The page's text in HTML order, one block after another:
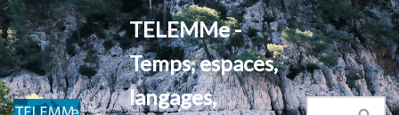
Aller
au
contenu
TELEMMe -
Temps, espaces,
langages,